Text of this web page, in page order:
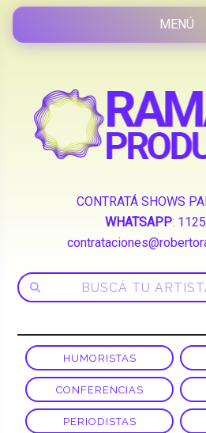
CONTRATÁ SHOWS
WHATSAPP:
HUMORISTAS
CONFERENCIAS
PERIODISTAS